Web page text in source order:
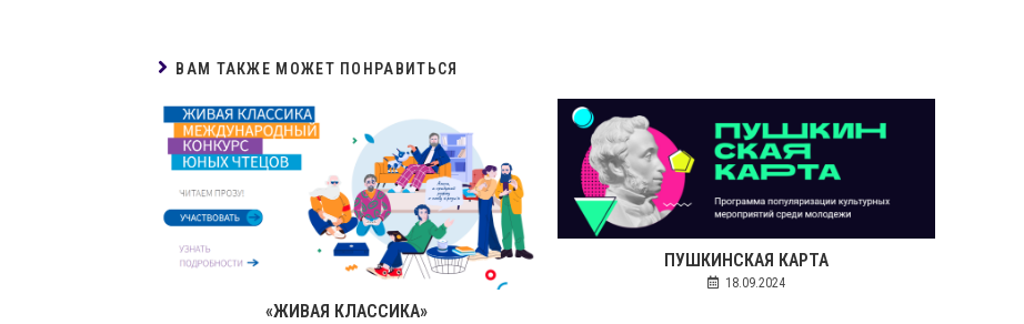
ВАМ ТАКЖЕ МОЖЕТ ПОНРАВИТЬСЯ
«ЖИВАЯ КЛАССИКА»
ПУШКИНСКАЯ КАРТА
18.09.2024